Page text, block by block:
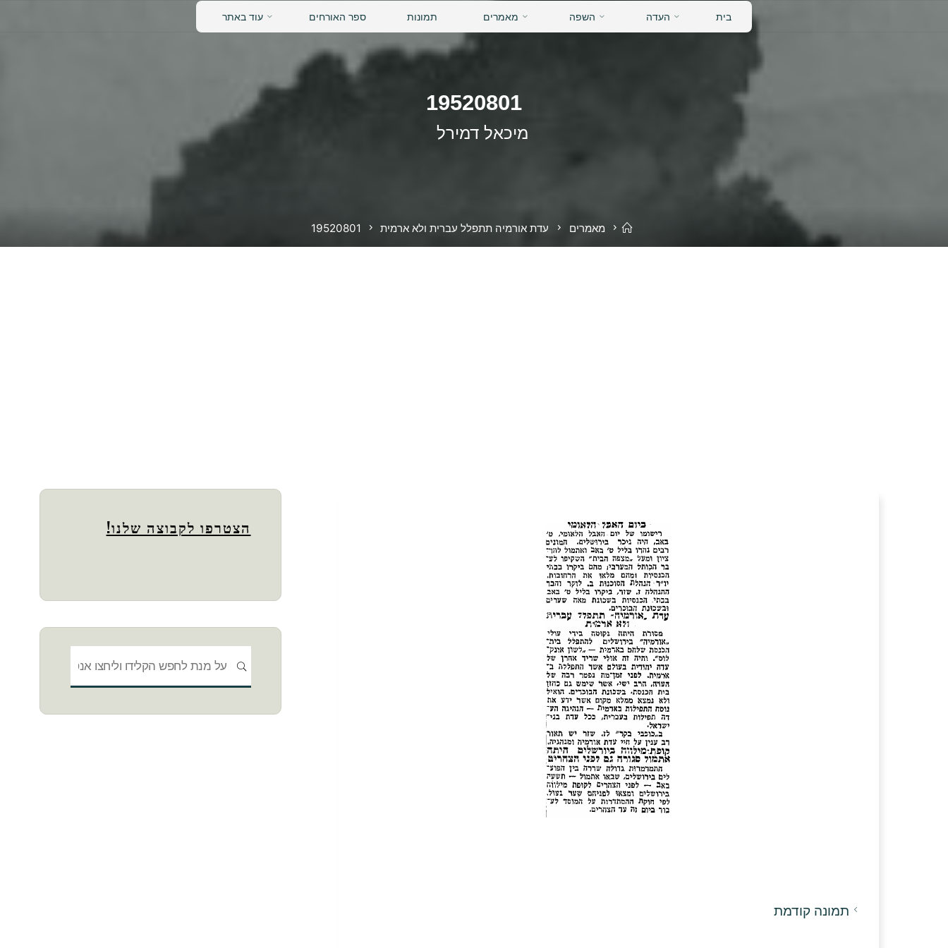
נאש
דידן
בית העדה השפה מאמרים תמונות ספר האורחים עוד באתר
19520801
מיכאל דמירל
בית מאמרים עדת אורמיה תתפלל עברית ולא ארמית 19520801
תמונה קודמת
הצטרפו לקבוצה שלנו!
חיפוש